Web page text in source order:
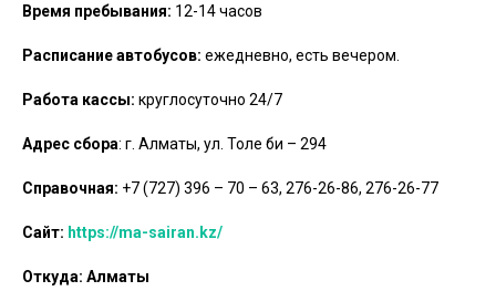
Время пребывания: 12-14 часов
Расписание автобусов: ежедневно, есть вечером.
Работа кассы: круглосуточно 24/7
Адрес сбора: г. Алматы, ул. Толе би – 294
Справочная: +7 (727) 396 – 70 – 63, 276-26-86, 276-26-77
Сайт: https://ma-sairan.kz/
Откуда: Алматы